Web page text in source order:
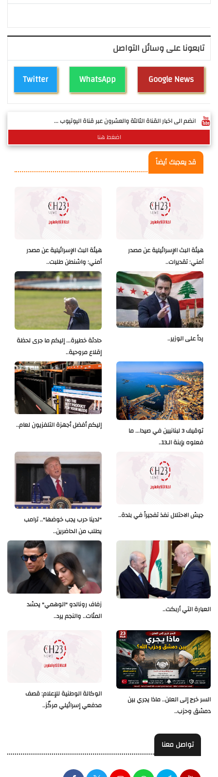
تابعونا على وسائل التواصل
Twitter WhatsApp Google News
انضم الى اخبار القناة الثالثة والعشرون عبر قناة اليوتيوب ...
اضغط هنا
قد يعجبك أيضاً
هيئة البث الإسرائيلية عن مصدر
أمني: واشنطن طلبت..
هيئة البث الإسرائيلية عن مصدر
أمني: تقديرات..
حادثة خطيرة... إليكم ما جرى لحظة
إقلاع مروحية..
رداً على الوزير..
إليكم أفضل أجهزة التلفزيون لعام..
توقيف 3 لبنانيين في صيدا... ما
فعلوه بإبنة الـ13..
"لدينا حرب يجب خوضها".. ترامب
يطلب من الحاضرين..
جيش الاحتلال نفذ تفجيراً في بلدة..
زفاف رونالدو "الوهمي" يحشد
المئات.. والنجم يرد..
العبارة التي أربكت..
الوكالة الوطنية للإعلام: قصف
مدفعي إسرائيلي مركّز..
السر خرج إلى العلن.. ماذا يجري بين
دمشق وحزب..
تواصل معنا